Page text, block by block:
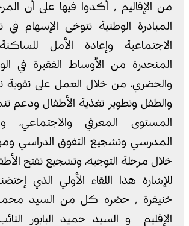
من الإقاليم ٬ أكدوا فيها على
المبادرة الوطنية تتوخى الإسهام في
الاجتماعية وإعادة الأمل
المنحدرة من الأوساط الفقيرة في
والحضري، من خلال العمل على تقوية
والطفل وتطوير تغذية الأطفال ودعم
المستوى المعرفي والاجتماعي،
المدرسي وتشجيع التفوق الدراسي
خلال مرحلة التوجيه، وتشجيع تفتح
للإشارة هذا اللقاء الأولي الذي
خنيفرة ٬ حضره كل من السيد
الإقليم و السيد حميد البابور